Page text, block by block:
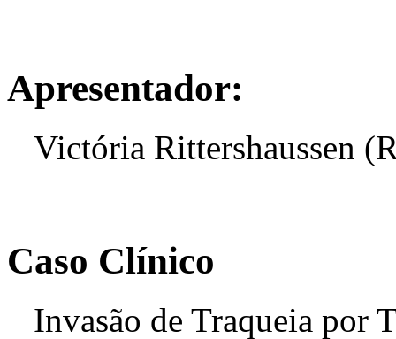
Apresentador:
Victória Rittershaussen
Caso Clínico
Invasão de Traqueia por